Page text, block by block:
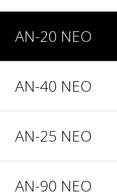
AN-20 NEO
AN-40 NEO
AN-25 NEO
AN-90 NEO